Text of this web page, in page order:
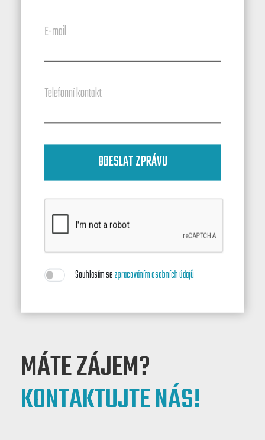
E-mail
Telefonní kontakt
ODESLAT ZPRÁVU
Souhlasím sezpracováním osobních údajů
MÁTE ZÁJEM?
KONTAKTUJTE NÁS!